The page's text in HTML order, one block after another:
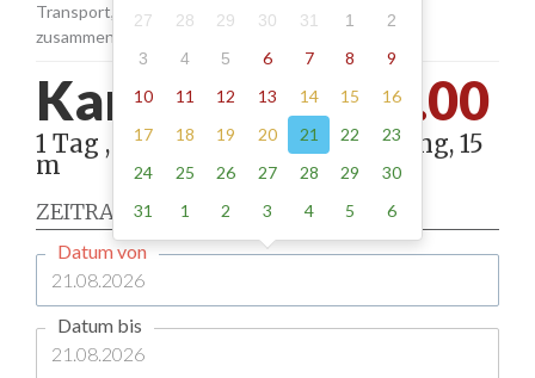
Transport, das Aufstellen und Abholen der Schilder
zusammen.
Kargow - 250.00
1 Tag , Stellung gemäß Anordnung, 15
m
ZEITRAUM
Datum von
Datum bis
27 28 29 30 31 1
2
3
4 5 6 7 8
9
10
11 12 13 14 15
16
17
18 19 20 21 22
23
24
25 26 27 28 29
30
31
1 2 3 4 5 6